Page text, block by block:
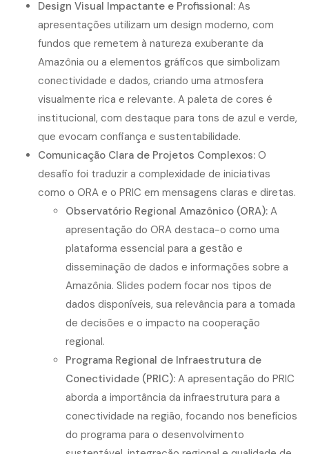
Design Visual Impactante e Profissional: As
apresentações utilizam um design moderno, com
fundos que remetem à natureza exuberante da
Amazônia ou a elementos gráficos que simbolizam
conectividade e dados, criando uma atmosfera
visualmente rica e relevante. A paleta de cores é
institucional, com destaque para tons de azul e verde,
que evocam confiança e sustentabilidade.
Comunicação Clara de Projetos Complexos: O
desafio foi traduzir a complexidade de iniciativas
como o ORA e o PRIC em mensagens claras e diretas.
Observatório Regional Amazônico (ORA): A
apresentação do ORA destaca-o como uma
plataforma essencial para a gestão e
disseminação de dados e informações sobre a
Amazônia. Slides podem focar nos tipos de
dados disponíveis, sua relevância para a tomada
de decisões e o impacto na cooperação
regional.
Programa Regional de Infraestrutura de
Conectividade (PRIC): A apresentação do PRIC
aborda a importância da infraestrutura para a
conectividade na região, focando nos benefícios
do programa para o desenvolvimento